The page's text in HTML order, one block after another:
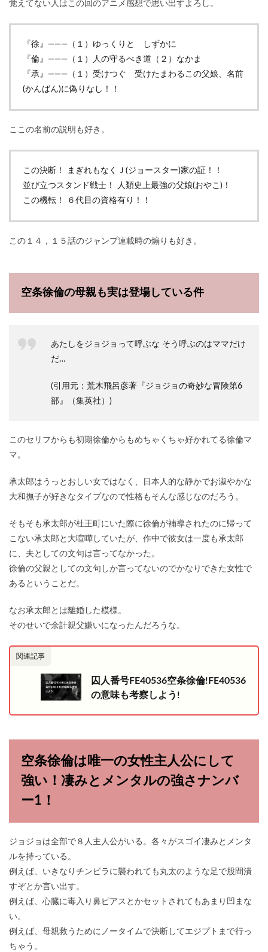
覚えてない人はこの回のアニメ感想で思い出すよろし。
『徐』―――（１）ゆっくりと しずかに
『倫』―――（１）人の守るべき道（２）なかま
『承』―――（１）受けつぐ 受けたまわるこの父娘、名前
(かんばん)に偽りなし！！
ここの名前の説明も好き。
この決断！ まぎれもなくＪ(ジョースター)家の証！！
並び立つスタンド戦士！ 人類史上最強の父娘(おやこ)！
この機転！ ６代目の資格有り！！
この１４，１５話のジャンプ連載時の煽りも好き。
空条徐倫の母親も実は登場している件
あたしをジョジョって呼ぶな そう呼ぶのはママだけ
だ…
(引用元：荒木飛呂彦著『ジョジョの奇妙な冒険第6
部』（集英社）)
このセリフからも初期徐倫からもめちゃくちゃ好かれてる徐倫マ
マ。
承太郎はうっとおしい女ではなく、日本人的な静かでお淑やかな
大和撫子が好きなタイプなので性格もそんな感じなのだろう。
そもそも承太郎が杜王町にいた際に徐倫が補導されたのに帰って
こない承太郎と大喧嘩していたが、作中で彼女は一度も承太郎
に、夫としての文句は言ってなかった。
徐倫の父親としての文句しか言ってないのでかなりできた女性で
あるということだ。
なお承太郎とは離婚した模様。
そのせいで余計親父嫌いになったんだろうな。
関連記事
囚人番号FE40536空条徐倫!FE40536
の意味も考察しよう!
空条徐倫は唯一の女性主人公にして
強い！凄みとメンタルの強さナンバ
ー1！
ジョジョは全部で８人主人公がいる。各々がスゴイ凄みとメンタ
ルを持っている。
例えば、いきなりチンピラに襲われても丸太のような足で股間潰
すぞとか言い出す。
例えば、心臓に毒入り鼻ピアスとかセットされてもあまり凹まな
い。
例えば、母親救うためにノータイムで決断してエジプトまで行っ
ちゃう。